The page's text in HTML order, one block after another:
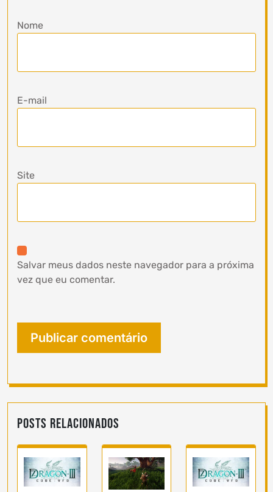
Nome
E-mail
Site
Salvar meus dados neste navegador para a próxima
vez que eu comentar.
Posts Relacionados